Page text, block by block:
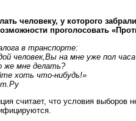
человеку, у которого
проголосовать
в транспорте:
человек,Вы на мне уже пол
же мне делать?
хоть что-нибудь!»
считает, что условия выборов